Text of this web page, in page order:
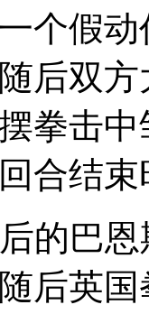
个假
后双
拳击
合结
的巴恩
后英